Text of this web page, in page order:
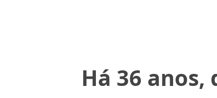
Há 36